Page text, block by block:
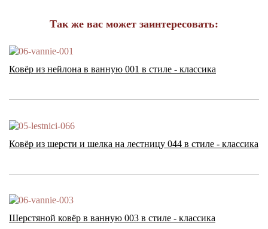
Так же вас может заинтересовать:
Ковёр из нейлона в ванную 001 в стиле - классика
Ковёр из шерсти и шелка на лестницу 044 в стиле - классика
Шерстяной ковёр в ванную 003 в стиле - классика